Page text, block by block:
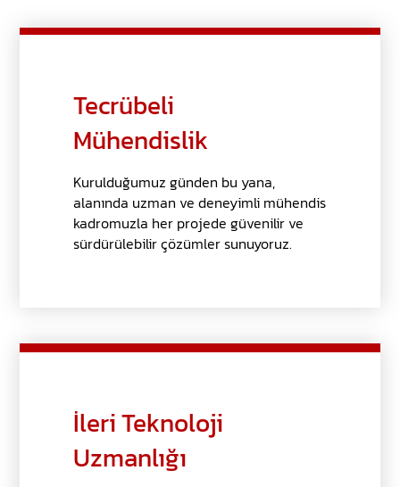
Tecrübeli
Mühendislik
Kurulduğumuz günden bu yana,
alanında uzman ve deneyimli mühendis
kadromuzla her projede güvenilir ve
sürdürülebilir çözümler sunuyoruz.
İleri Teknoloji
Uzmanlığı